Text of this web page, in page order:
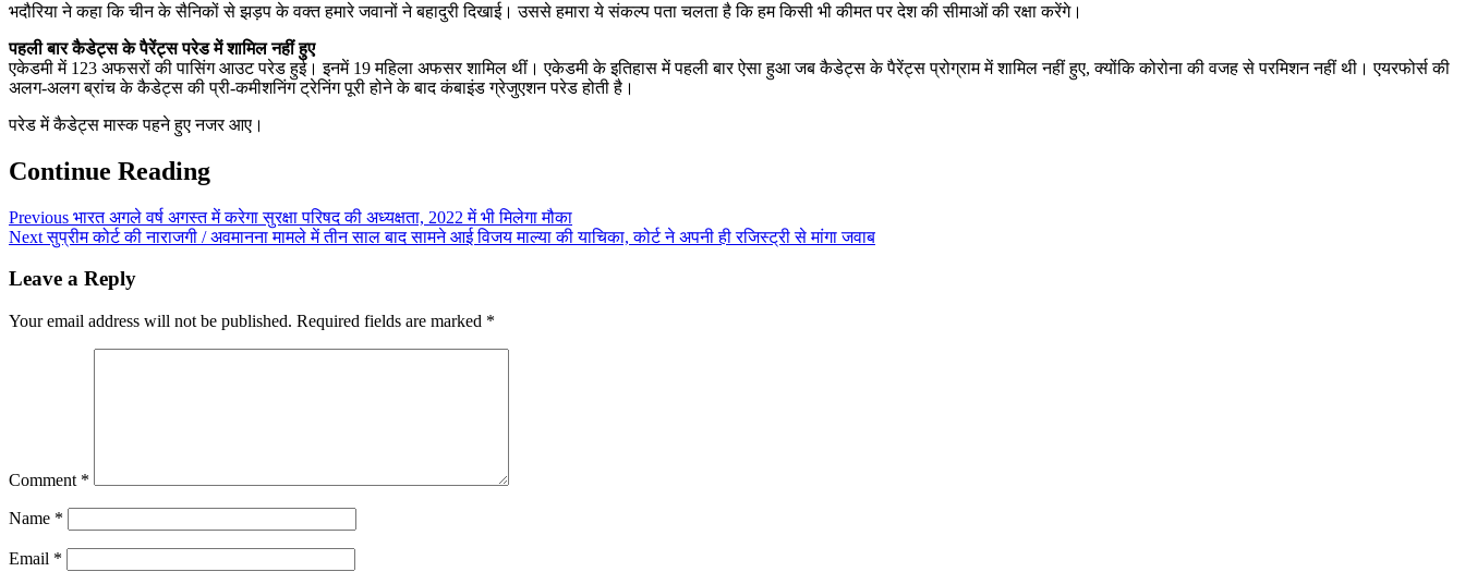
भदौरिया ने कहा कि चीन के सैनिकों से झड़प के वक्त हमारे जवानों ने बहादुरी दिखाई। उससे हमारा ये संकल्प पता चलता है कि हम किसी भी कीमत पर देश की सीमाओं की रक्षा करेंगे।
पहली बार कैडेट्स के पैरेंट्स परेड में शामिल नहीं हुए
एकेडमी में 123 अफसरों की पासिंग आउट परेड हुई। इनमें 19 महिला अफसर शामिल थीं। एकेडमी के इतिहास में पहली बार ऐसा हुआ जब कैडेट्स के पैरेंट्स प्रोग्राम में शामिल नहीं हुए, क्योंकि कोरोना की वजह से परमिशन नहीं थी। एयरफोर्स की
अलग-अलग ब्रांच के कैडेट्स की प्री-कमीशनिंग ट्रेनिंग पूरी होने के बाद कंबाइंड ग्रेजुएशन परेड होती है।
परेड में कैडेट्स मास्क पहने हुए नजर आए।
Continue Reading
Previous भारत अगले वर्ष अगस्त में करेगा सुरक्षा परिषद की अध्यक्षता, 2022 में भी मिलेगा मौका
Nextसुप्रीम कोर्ट की नाराजगी / अवमानना मामले में तीन साल बाद सामने आई विजय माल्या की याचिका, कोर्ट ने अपनी ही रज‍िस्‍ट्री से मांगा जवाब
Leave a Reply
Your email address will not be published. Required fields are marked *
Comment *
Name *
Email *